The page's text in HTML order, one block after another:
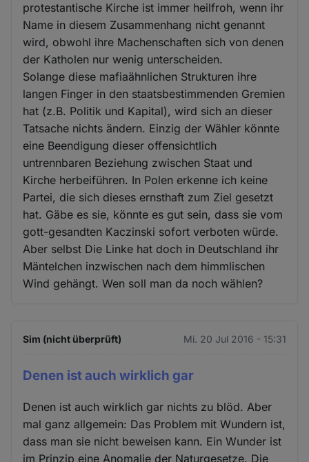
protestantische Kirche ist immer heilfroh, wenn ihr
Name in diesem Zusammenhang nicht genannt
wird, obwohl ihre Machenschaften sich von denen
der Katholen nur wenig unterscheiden.
Solange diese mafiaähnlichen Strukturen ihre
langen Finger in den staatsbestimmenden Gremien
hat (z.B. Politik und Kapital), wird sich an dieser
Tatsache nichts ändern. Einzig der Wähler könnte
eine Beendigung dieser offensichtlich
untrennbaren Beziehung zwischen Staat und
Kirche herbeiführen. In Polen erkenne ich keine
Partei, die sich dieses ernsthaft zum Ziel gesetzt
hat. Gäbe es sie, könnte es gut sein, dass sie vom
gott-gesandten Kaczinski sofort verboten würde.
Aber selbst Die Linke hat doch in Deutschland ihr
Mäntelchen inzwischen nach dem himmlischen
Wind gehängt. Wen soll man da noch wählen?
Sim (nicht überprüft) Mi. 20 Jul 2016 - 15:31
Denen ist auch wirklich gar
Denen ist auch wirklich gar nichts zu blöd. Aber
mal ganz allgemein: Das Problem mit Wundern ist,
dass man sie nicht beweisen kann. Ein Wunder ist
im Prinzip eine Anomalie der Naturgesetze. Die